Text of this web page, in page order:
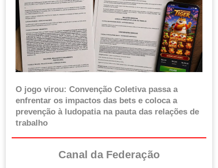
O jogo virou: Convenção Coletiva passa a
enfrentar os impactos das bets e coloca a
prevenção à ludopatia na pauta das relações de
trabalho
Canal da Federação